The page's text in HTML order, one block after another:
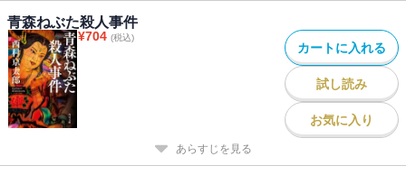
青森ねぶた殺人事件
¥704 (税込)
カートに入れる
試し読み
お気に入り
あらすじを見る